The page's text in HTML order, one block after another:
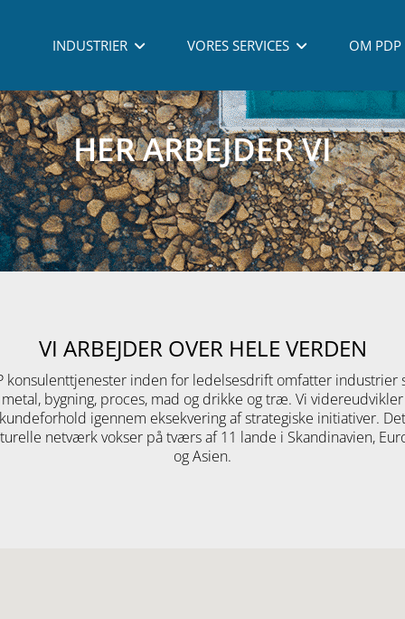
INDUSTRIER VORES SERVICES OM PDP
HER ARBEJDER VI
VI ARBEJDER OVER HELE VERDEN
konsulenttjenester inden for ledelsesdrift omfatter industrier
metal, bygning, proces, mad og drikke og træ. Vi videreudvikler
kundeforhold igennem eksekvering af strategiske initiativer. Det
netværk vokser på tværs af 11 lande i Skandinavien,
og Asien.